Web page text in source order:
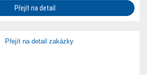
Přejít na detail